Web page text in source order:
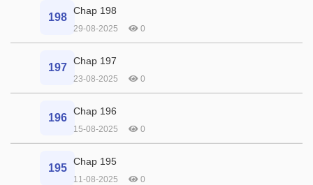
198
Chap 198
29-08-2025 0
197
Chap 197
23-08-2025 0
196
Chap 196
15-08-2025 0
195
Chap 195
11-08-2025 0